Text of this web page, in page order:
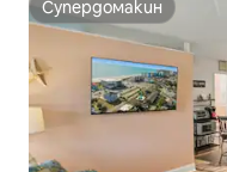
Супердомакин
Супердомакин